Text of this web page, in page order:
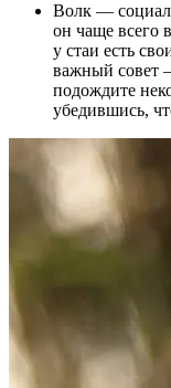
Волк —
он чаще всего
у стаи есть
важный совет
подождите
убедившись,